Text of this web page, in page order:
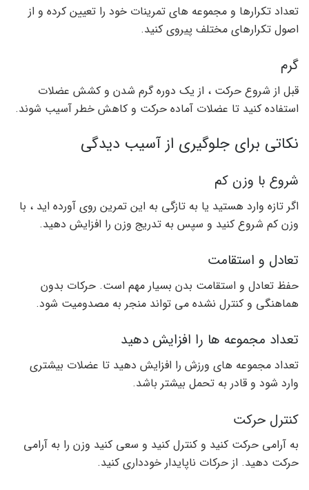
تعداد تکرارها و مجموعه های تمرینات خود را تعیین کرده و از
اصول تکرارهای مختلف پیروی کنید.
گرم
قبل از شروع حرکت ، از یک دوره گرم شدن و کشش عضلات
استفاده کنید تا عضلات آماده حرکت و کاهش خطر آسیب شوند.
نکاتی برای جلوگیری از آسیب دیدگی
شروع با وزن کم
اگر تازه وارد هستید یا به تازگی به این تمرین روی آورده اید ، با
وزن کم شروع کنید و سپس به تدریج وزن را افزایش دهید.
تعادل و استقامت
حفظ تعادل و استقامت بدن بسیار مهم است. حرکات بدون
هماهنگی و کنترل نشده می تواند منجر به مصدومیت شود.
تعداد مجموعه ها را افزایش دهید
تعداد مجموعه های ورزش را افزایش دهید تا عضلات بیشتری
وارد شود و قادر به تحمل بیشتر باشد.
کنترل حرکت
به آرامی حرکت کنید و کنترل کنید و سعی کنید وزن را به آرامی
حرکت دهید. از حرکات ناپایدار خودداری کنید.